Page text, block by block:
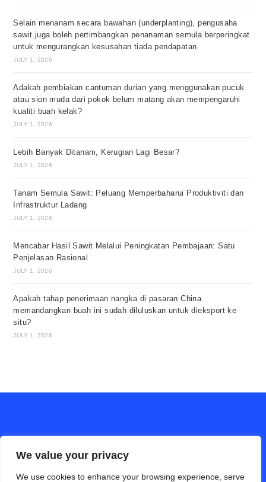
We value your privacy
We use cookies to enhance your browsing experience, serve
Selain menanam secara bawahan (underplanting), pengusaha
sawit juga boleh pertimbangkan penanaman semula berperingkat
untuk mengurangkan kesusahan tiada pendapatan
JULY 1, 2026
Adakah pembiakan cantuman durian yang menggunakan pucuk
atau sion muda dari pokok belum matang akan mempengaruhi
kualiti buah kelak?
JULY 1, 2026
Lebih Banyak Ditanam, Kerugian Lagi Besar?
JULY 1, 2026
Tanam Semula Sawit: Peluang Memperbaharui Produktiviti dan
Infrastruktur Ladang
JULY 1, 2026
Mencabar Hasil Sawit Melalui Peningkatan Pembajaan: Satu
Penjelasan Rasional
JULY 1, 2026
Apakah tahap penerimaan nangka di pasaran China
memandangkan buah ini sudah diluluskan untuk dieksport ke
situ?
JULY 1, 2026